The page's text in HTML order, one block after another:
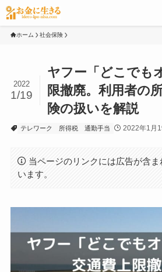
ホーム 社会保険
ヤフー「どこでも
限撤廃。利用者の
険の扱いを解説
2022
1/19
テレワーク 所得税 通勤手当 2022年1月
当ページのリンクには広告が含
います。